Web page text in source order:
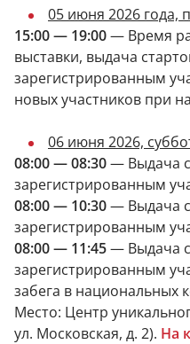
05 июня 2026 года,
15:00 — 19:00— Время
выставки, выдача
зарегистрированным
новых участников при
06 июня 2026,
08:00 — 08:30— Выдача
зарегистрированным
08:00 — 10:30— Выдача
зарегистрированным
08:00 — 11:45— Выдача
зарегистрированным
забега в национальных
Место: Центр
ул. Московская, д. 2). На